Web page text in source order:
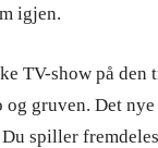
igjen.
TV-show på den
gruven. Det
spiller